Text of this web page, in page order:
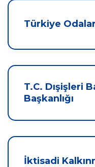
Türkiye
T.C. Dışişleri
Başkanlığı
İktisadi